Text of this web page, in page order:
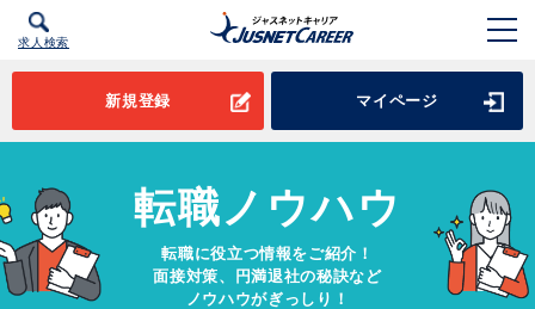
求人検索
新規登録 マイページ
転職ノウハウ
転職に役立つ情報をご紹介！
面接対策、円満退社の秘訣など
ノウハウがぎっしり！